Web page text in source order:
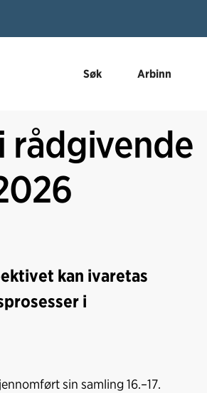
Søk Arbinn
rådgivende
kan ivaretas
i
sin samling 16.–17.